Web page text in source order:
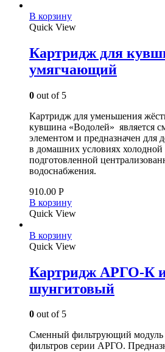
В корзину
Quick View
Картридж для
умягчающий
0 out of 5
Картридж для уменьшения
кувшина «Водолей» является
элементом и предназначен для
в домашних условиях
подготовленной
водоснабжения.
910.00 Р
В корзину
Quick View
В корзину
Quick View
Картридж АРГО-К
шунгитовый
0 out of 5
Сменный фильтрующий модуль
фильтров серии АРГО.